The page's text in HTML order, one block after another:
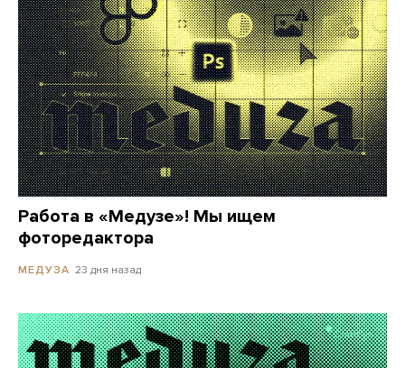
Работа в «Медузе»! Мы ищем
фоторедактора
МЕДУЗА 23 дня назад